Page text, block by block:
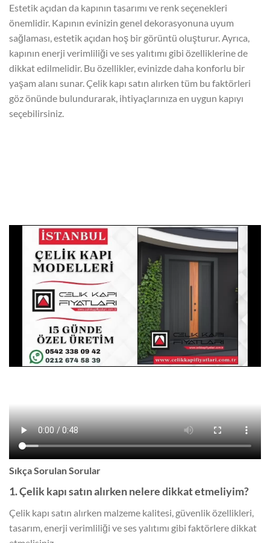
Estetik açıdan da kapının tasarımı ve renk seçenekleri
önemlidir. Kapının evinizin genel dekorasyonuna uyum
sağlaması, estetik açıdan hoş bir görüntü oluşturur. Ayrıca,
kapının enerji verimliliği ve ses yalıtımı gibi özelliklerine de
dikkat edilmelidir. Bu özellikler, evinizde daha konforlu bir
yaşam alanı sunar. Çelik kapı satın alırken tüm bu faktörleri
göz önünde bulundurarak, ihtiyaçlarınıza en uygun kapıyı
seçebilirsiniz.
Sıkça Sorulan Sorular
1. Çelik kapı satın alırken nelere dikkat etmeliyim?
Çelik kapı satın alırken malzeme kalitesi, güvenlik özellikleri,
tasarım, enerji verimliliği ve ses yalıtımı gibi faktörlere dikkat